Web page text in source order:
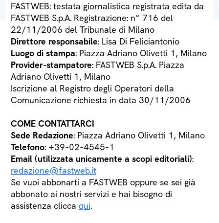
FASTWEB: testata giornalistica registrata edita da
FASTWEB S.p.A. Registrazione: n° 716 del
22/11/2006 del Tribunale di Milano
Direttore responsabile: Lisa Di Feliciantonio
Luogo di stampa: Piazza Adriano Olivetti 1, Milano
Provider-stampatore: FASTWEB S.p.A. Piazza
Adriano Olivetti 1, Milano
Iscrizione al Registro degli Operatori della
Comunicazione richiesta in data 30/11/2006
COME CONTATTARCI
Sede Redazione: Piazza Adriano Olivetti 1, Milano
Telefono: +39-02-4545-1
Email (utilizzata unicamente a scopi editoriali):
redazione@fastweb.it
Se vuoi abbonarti a FASTWEB oppure se sei già
abbonato ai nostri servizi e hai bisogno di
assistenza clicca qui.